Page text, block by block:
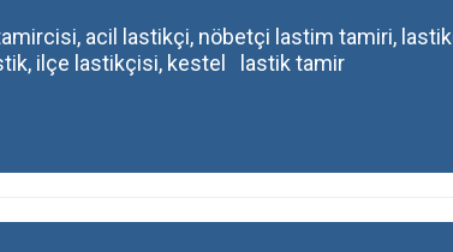
acil lastikçi, nöbetçi lastim tamiri,
ilçe lastikçisi, kestel lastik tamir